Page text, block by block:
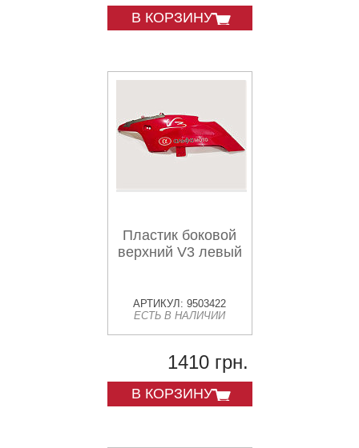
В КОРЗИНУ
Пластик боковой
верхний V3 левый
АРТИКУЛ: 9503422
ЕСТЬ В НАЛИЧИИ
1410 грн.
В КОРЗИНУ